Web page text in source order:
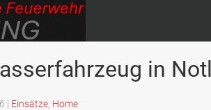
Sarling in
| Einsätze Home